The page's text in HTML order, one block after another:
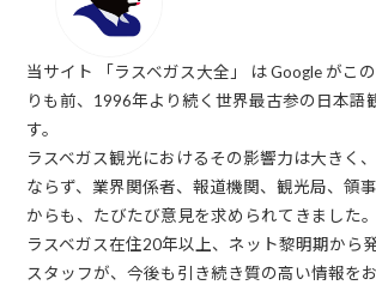
当サイト 「ラスベガス大全」 は Google がこ
りも前、1996年より続く世界最古参の日本語
す。
ラスベガス観光におけるその影響力は大きく
ならず、業界関係者、報道機関、観光局、領
からも、たびたび意見を求められてきました。
ラスベガス在住20年以上、ネット黎明期から
スタッフが、今後も引き続き質の高い情報を